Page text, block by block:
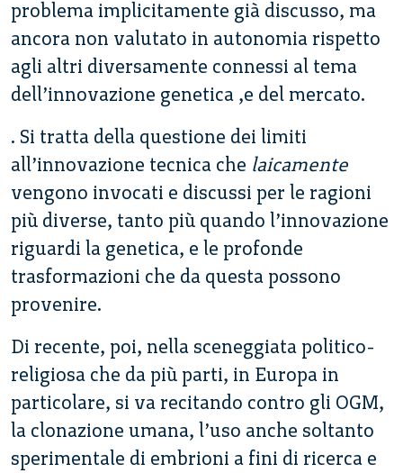
problema implicitamente già discusso, ma
ancora non valutato in autonomia rispetto
agli altri diversamente connessi al tema
dell’innovazione genetica ,e del mercato.
. Si tratta della questione dei limiti
all’innovazione tecnica che laicamente
vengono invocati e discussi per le ragioni
più diverse, tanto più quando l’innovazione
riguardi la genetica, e le profonde
trasformazioni che da questa possono
provenire.
Di recente, poi, nella sceneggiata politico-
religiosa che da più parti, in Europa in
particolare, si va recitando contro gli OGM,
la clonazione umana, l’uso anche soltanto
sperimentale di embrioni a fini di ricerca e